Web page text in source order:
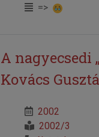
=>
A nagyecsedi
Kovács
2002
2002/3